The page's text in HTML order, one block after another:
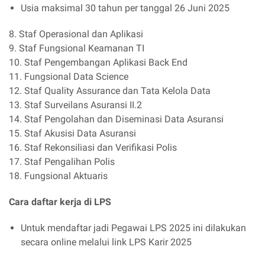
Usia maksimal 30 tahun per tanggal 26 Juni 2025
8. Staf Operasional dan Aplikasi
9. Staf Fungsional Keamanan TI
10. Staf Pengembangan Aplikasi Back End
11. Fungsional Data Science
12. Staf Quality Assurance dan Tata Kelola Data
13. Staf Surveilans Asuransi II.2
14. Staf Pengolahan dan Diseminasi Data Asuransi
15. Staf Akusisi Data Asuransi
16. Staf Rekonsiliasi dan Verifikasi Polis
17. Staf Pengalihan Polis
18. Fungsional Aktuaris
Cara daftar kerja di LPS
Untuk mendaftar jadi Pegawai LPS 2025 ini dilakukan
secara online melalui link LPS Karir 2025